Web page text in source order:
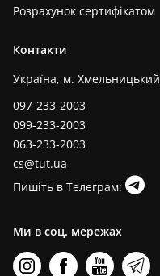
Розрахунок сертифікатом
Контакти
Україна, м. Хмельницький
097-233-2003
099-233-2003
063-233-2003
cs@tut.ua
Пишіть в Телеграм:
Ми в соц. мережах